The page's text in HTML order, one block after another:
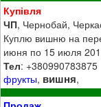
Купівля
ЧП, Чернобай,
Куплю вишню на
июня по 15 июля
Тел: +380990783875
фрукты, вишня,